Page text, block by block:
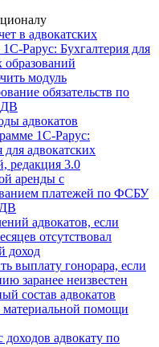
в адвокатских
1С-Рарус: Бухгалтерия для
образований
модуль
обязательств по
адвокатов
1С-Рарус:
для адвокатских
редакция 3.0
аренды с
платежей по ФСБУ
адвокатов, если
отсутствовал
доход
выплату гонорара, если
заранее неизвестен
состав адвокатов
материальной помощи
доходов адвокату по